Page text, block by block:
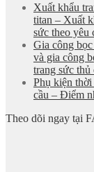
Xuất khẩu
titan – Xuất
sức theo yêu
Gia công
và gia công
trang sức
Phụ kiện
cầu – Điểm
Theo dõi ngay tại